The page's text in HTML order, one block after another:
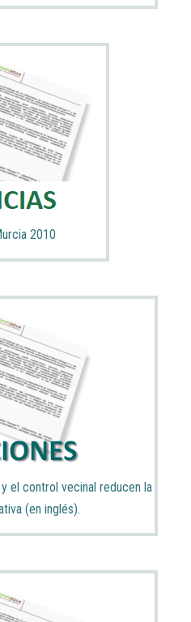
2010
el control vecinal reducen la
(en inglés).